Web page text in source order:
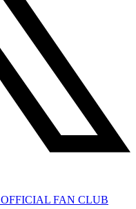
OFFICIAL FAN CLUB